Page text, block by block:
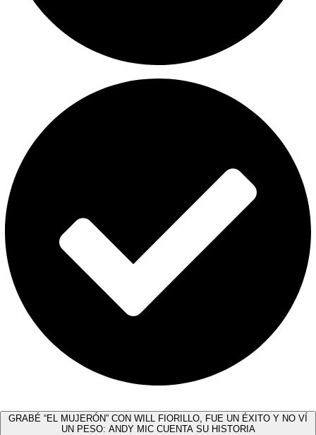
GRABÉ “EL MUJERÓN” CON WILL FIORILLO, FUE UN ÉXITO Y NO VÍ
UN PESO: ANDY MIC CUENTA SU HISTORIA